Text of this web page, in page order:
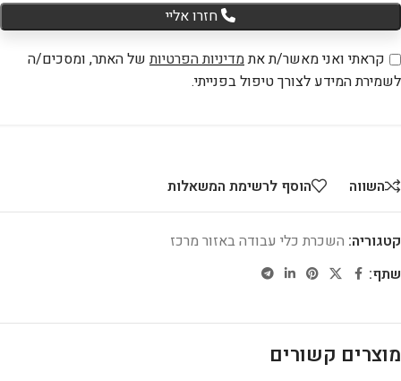
חזרו אליי
קראתי ואני מאשר/ת אתמדיניות הפרטיותשל האתר, ומסכים/ה
לשמירת המידע לצורך טיפול בפנייתי.
השווה הוסף לרשימת המשאלות
קטגוריה: השכרת כלי עבודה באזור מרכז
שתף:
מוצרים קשורים